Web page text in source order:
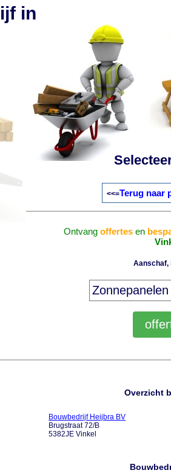
in
<<=Terug naar
Ontvang offertesen
Aanschaf,
Overzicht
Bouwbedrijf Heijbra BV
Brugstraat 72/B
5382JE Vinkel